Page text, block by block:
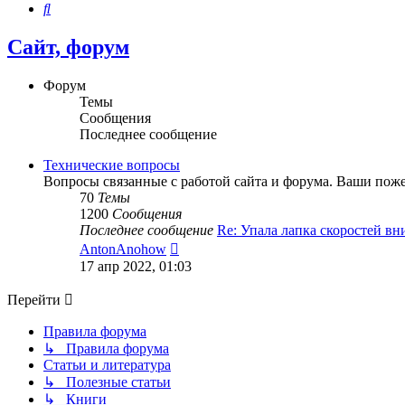
Поиск
Сайт, форум
Форум
Темы
Сообщения
Последнее сообщение
Технические вопросы
Вопросы связанные с работой сайта и форума. Ваши
70 Темы
1200 Сообщения
Последнее сообщение Re: Упала лапка скоростей
AntonAnohow
к
17 апр 2022, 01:03
Перейти
Правила форума
↳ Правила форума
Статьи и литература
↳ Полезные статьи
↳ Книги